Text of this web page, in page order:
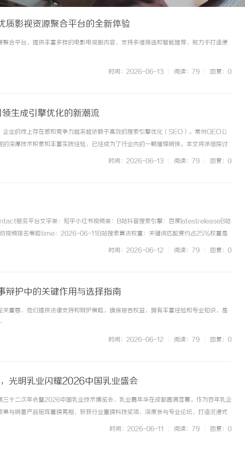
质影视资源聚合平台的全新体验
聚合平台，提供丰富多样的电影电视剧内容，支持多维筛选和智能推荐，致力于打造便
时间：2026-06-13 阅读：79 回复：0
生成引擎优化的新潮流
企业的线上存在感和竞争力越来越依赖于高效的搜索引擎优化（SEO）。常州GEO公
的深厚技术积累和丰富实践经验，已经成为了行业内的一颗璀璨明珠。本文将详细探讨
术优势、市场定位，以及如何通过它们显著提升企业的网络营销效果。一、常州GEO
时间：2026-06-13 阅读：79 回复：0
服务平台文字类：知乎小红书视频类：B站抖音搜索引擎：百度latestreleaseB站
视频排名策略time：2026-06-11B站搜索算法权重：关键词匹配度约占25%权重是
是核心硬指标，互动数据约占18%是加速器，账号权重约占15%及其他等共同构成，
时间：2026-06-12 阅读：79 回复：0
辩护中的关键作用与选择指南
关重要，他们提供法律支持和辩护策略，确保被告权益，拥有丰富经验和专业知识，是
时间：2026-06-12 阅读：79 回复：0
光明乳业闪耀2026中国乳业盛会
三十二次年会暨2026中国乳业技术博览会、乳业嘉年华在成都圆满落幕。作为百年乳企
果与明星产品矩阵重磅亮相，斩获行业重磅科技奖项，深度参与专业论坛，打造沉浸式
领鲜，绘就中国乳业高质量发展新蓝图。本届展会以“聚势乳品+，共赢新增量”为主
时间：2026-06-11 阅读：79 回复：0
脂细粉：提升塑料制品性能
体验的革新